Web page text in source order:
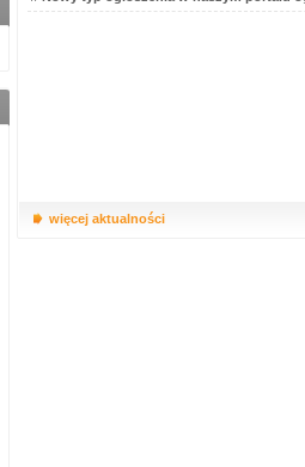
więcej aktualności